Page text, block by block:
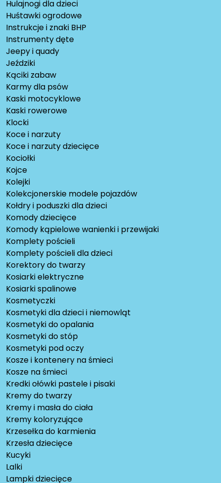
Hulajnogi dla dzieci
Huśtawki ogrodowe
Instrukcje i znaki BHP
Instrumenty dęte
Jeepy i quady
Jeździki
Kąciki zabaw
Karmy dla psów
Kaski motocyklowe
Kaski rowerowe
Klocki
Koce i narzuty
Koce i narzuty dziecięce
Kociołki
Kojce
Kolejki
Kolekcjonerskie modele pojazdów
Kołdry i poduszki dla dzieci
Komody dziecięce
Komody kąpielowe wanienki i przewijaki
Komplety pościeli
Komplety pościeli dla dzieci
Korektory do twarzy
Kosiarki elektryczne
Kosiarki spalinowe
Kosmetyczki
Kosmetyki dla dzieci i niemowląt
Kosmetyki do opalania
Kosmetyki do stóp
Kosmetyki pod oczy
Kosze i kontenery na śmieci
Kosze na śmieci
Kredki ołówki pastele i pisaki
Kremy do twarzy
Kremy i masła do ciała
Kremy koloryzujące
Krzesełka do karmienia
Krzesła dziecięce
Kucyki
Lalki
Lampki dziecięce